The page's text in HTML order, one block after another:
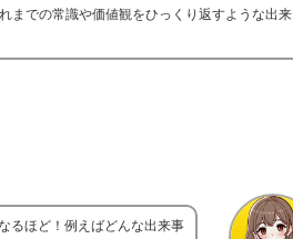
までの常識や価値観をひっくり返すような出来
るほど！例えばどんな出来事